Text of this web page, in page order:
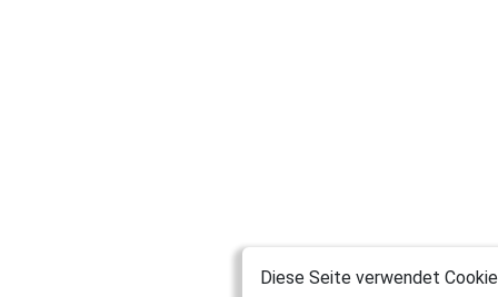
Diese Seite verwendet